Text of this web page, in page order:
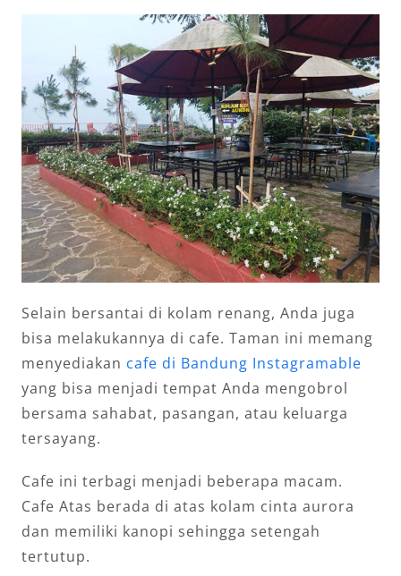
Selain bersantai di kolam renang, Anda juga
bisa melakukannya di cafe. Taman ini memang
menyediakan cafe di Bandung Instagramable
yang bisa menjadi tempat Anda mengobrol
bersama sahabat, pasangan, atau keluarga
tersayang.
Cafe ini terbagi menjadi beberapa macam.
Cafe Atas berada di atas kolam cinta aurora
dan memiliki kanopi sehingga setengah
tertutup.